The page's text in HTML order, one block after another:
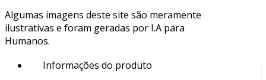
Algumas imagens deste site são meramente
ilustrativas e foram geradas por I.A para
Humanos.
Informações do produto